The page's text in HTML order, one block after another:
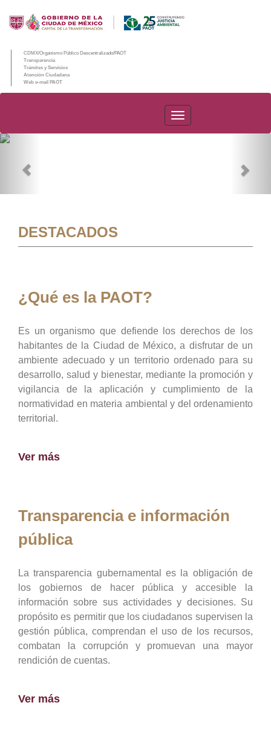
CDMX/Organismo Público Descentralizado/PAOT
Transparencia
Trámites y Servicios
Atención Ciudadana
Web e-mail PAOT
PAOT
DESTACADOS
¿Qué es la PAOT?
Es un organismo que defiende los derechos de los
habitantes de la Ciudad de México, a disfrutar de un
ambiente adecuado y un territorio ordenado para su
desarrollo, salud y bienestar, mediante la promoción y
vigilancia de la aplicación y cumplimiento de la
normatividad en materia ambiental y del ordenamiento
territorial.
Ver más
Transparencia e información
pública
La transparencia gubernamental es la obligación de
los gobiernos de hacer pública y accesible la
información sobre sus actividades y decisiones. Su
propósito es permitir que los ciudadanos supervisen la
gestión pública, comprendan el uso de los recursos,
combatan la corrupción y promuevan una mayor
rendición de cuentas.
Ver más